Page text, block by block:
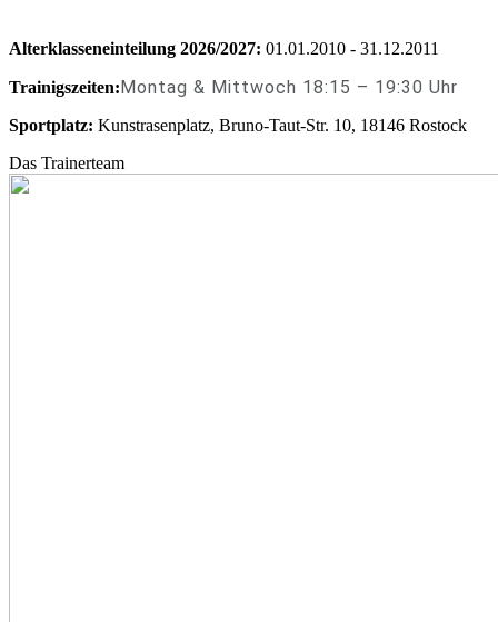
Alterklasseneinteilung 2026/2027: 01.01.2010 - 31.12.2011
Trainigszeiten:Montag & Mittwoch 18:15 – 19:30 Uhr
Sportplatz: Kunstrasenplatz, Bruno-Taut-Str. 10, 18146 Rostock
Das Trainerteam